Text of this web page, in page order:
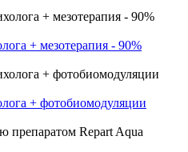
+ мезотерапия - 90%
+ фотобиомодуляции